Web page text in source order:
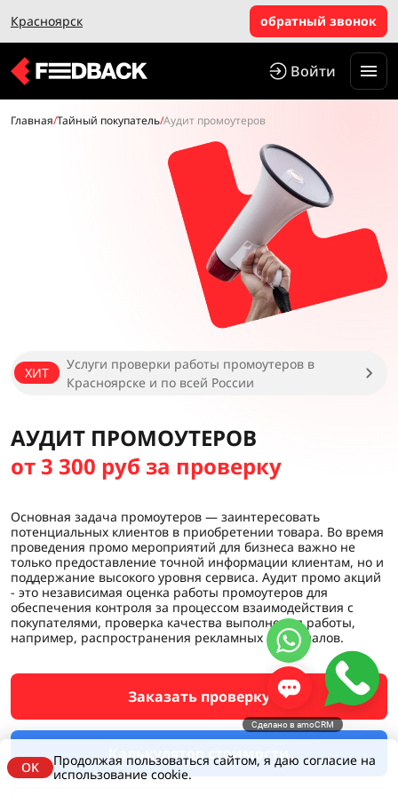
Красноярск обратный звонок
Войти
Главная/Тайный покупатель/Аудит промоутеров
ХИТ
Услуги проверки работы промоутеров в
Красноярске и по всей России
АУДИТ ПРОМОУТЕРОВ
от 3 300 руб за проверку
Основная задача промоутеров — заинтересовать
потенциальных клиентов в приобретении товара. Во время
проведения промо мероприятий для бизнеса важно не
только предоставление точной информации клиентам, но и
поддержание высокого уровня сервиса. Аудит промо акций
- это независимая оценка работы промоутеров для
обеспечения контроля за процессом взаимодействия с
покупателями, проверка качества выполнения работы,
например, распространения рекламных материалов.
Заказать проверку
Калькулятор стоимости
OK
Продолжая пользоваться сайтом, я даю согласие на
использование cookie.
Сделано в amoCRM